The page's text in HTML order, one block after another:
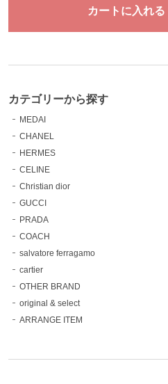
カテゴリーから探す
MEDAI
CHANEL
HERMES
CELINE
Christian dior
GUCCI
PRADA
COACH
salvatore ferragamo
cartier
OTHER BRAND
original & select
ARRANGE ITEM